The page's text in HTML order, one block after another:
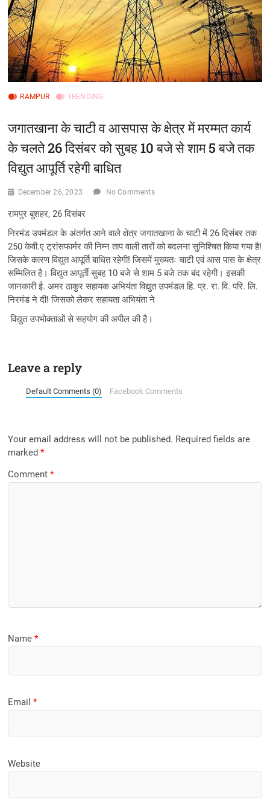
RAMPUR TRENDING
जगातखाना के चाटी व आसपास के क्षेत्र में मरम्मत कार्य
के चलते 26 दिसंबर को सुबह 10 बजे से शाम 5 बजे तक
विद्युत आपूर्ति रहेगी बाधित
December 26, 2023 No Comments
रामपुर बुशहर, 26 दिसंबर
निरमंड उपमंडल के अंतर्गत आने वाले क्षेत्र जगातखाना के चाटी में 26 दिसंबर तक
250 केवी.ए ट्रांसफार्मर की निम्न ताप वाली तारों को बदलना सुनिश्चित किया गया है!
जिसके कारण विद्युत आपूर्ति बाधित रहेगी! जिसमें मुख्यतः चाटी एवं आस पास के क्षेत्र
सम्मिलित है। विद्युत आपूर्ती सुबह 10 बजे से शाम 5 बजे तक बंद रहेगी। इसकी
जानकारी ई. अमर ठाकुर सहायक अभियंता विद्युत उपमंडल हि. प्र. रा. वि. परि. लि.
निरमंड ने दी! जिसको लेकर सहायता अभियंता ने
विद्युत उपभोक्ताओं से सहयोग की अपील की है।
Leave a reply
Default Comments (0) Facebook Comments
Your email address will not be published. Required fields are
marked*
Comment*
Name*
Email*
Website